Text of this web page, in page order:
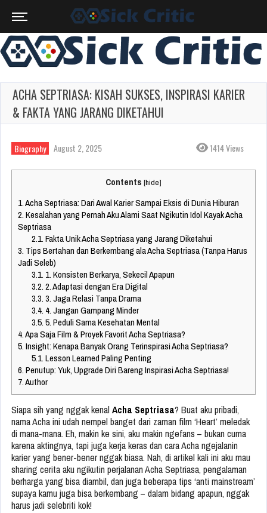
ACHA SEPTRIASA: KISAH SUKSES, INSPIRASI KARIER
& FAKTA YANG JARANG DIKETAHUI
Biography August 2, 2025 1414 Views
Contents [hide]
1.Acha Septriasa: Dari Awal Karier Sampai Eksis di Dunia Hiburan
2.Kesalahan yang Pernah Aku Alami Saat Ngikutin Idol Kayak Acha
Septriasa
2.1.Fakta Unik Acha Septriasa yang Jarang Diketahui
3. Tips Bertahan dan Berkembang ala Acha Septriasa (Tanpa Harus
Jadi Seleb)
3.1. 1. Konsisten Berkarya, Sekecil Apapun
3.2.2. Adaptasi dengan Era Digital
3.3.3. Jaga Relasi Tanpa Drama
3.4. 4. Jangan Gampang Minder
3.5.5. Peduli Sama Kesehatan Mental
4.Apa Saja Film & Proyek Favorit Acha Septriasa?
5.Insight: Kenapa Banyak Orang Terinspirasi Acha Septriasa?
5.1.Lesson Learned Paling Penting
6.Penutup: Yuk, Upgrade Diri Bareng Inspirasi Acha Septriasa!
7.Author
Siapa sih yang nggak kenal Acha Septriasa? Buat aku pribadi,
nama Acha ini udah nempel banget dari zaman film ‘Heart’ meledak
di mana-mana. Eh, makin ke sini, aku makin ngefans – bukan cuma
karena aktingnya, tapi juga kerja keras dan cara Acha ngejalanin
karier yang bener-bener nggak biasa. Nah, di artikel kali ini aku mau
sharing cerita aku ngikutin perjalanan Acha Septriasa, pengalaman
berharga yang bisa diambil, dan juga beberapa tips ‘anti mainstream’
supaya kamu juga bisa berkembang – dalam bidang apapun, nggak
harus jadi selebriti kok!